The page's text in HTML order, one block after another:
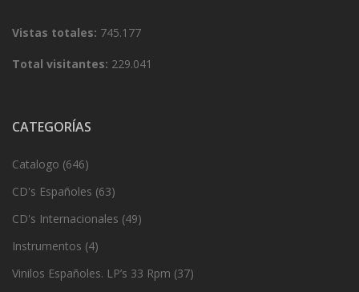
Vistas totales: 745.177
Total visitantes: 229.041
CATEGORÍAS
Catalogo (646)
CD's Españoles (63)
CD's Internacionales (49)
Instrumentos (4)
Vinilos Españoles. LP’s 33 Rpm (37)